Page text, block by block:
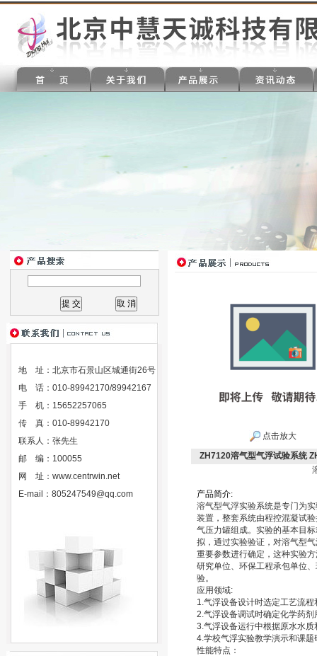
地 址：北京市石景山区城通街26号
电 话：010-89942170/89942167
手 机：15652257065
传 真：010-89942170
联系人：张先生
邮 编：100055
网 址： www.centrwin.net
E-mail： 805247549@qq.com
点击放大
ZH7120溶气型气浮试验系统
产品简介:
溶气型气浮实验系统是专门为
装置，整套系统由程控混凝试
气压力罐组成。实验的基本目
拟，通过实验验证，对溶气型
重要参数进行确定，这种实验
研究单位、环保工程承包单位
验。
应用领域:
1.气浮设备设计时选定工艺流程
2.气浮设备调试时确定化学药
3.气浮设备运行中根据原水水
4.学校气浮实验教学演示和课题
性能特点：